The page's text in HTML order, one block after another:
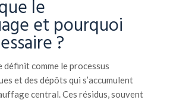
le
et pourquoi
?
définit comme le processus
et des dépôts qui s’accumulent
central. Ces résidus, souvent